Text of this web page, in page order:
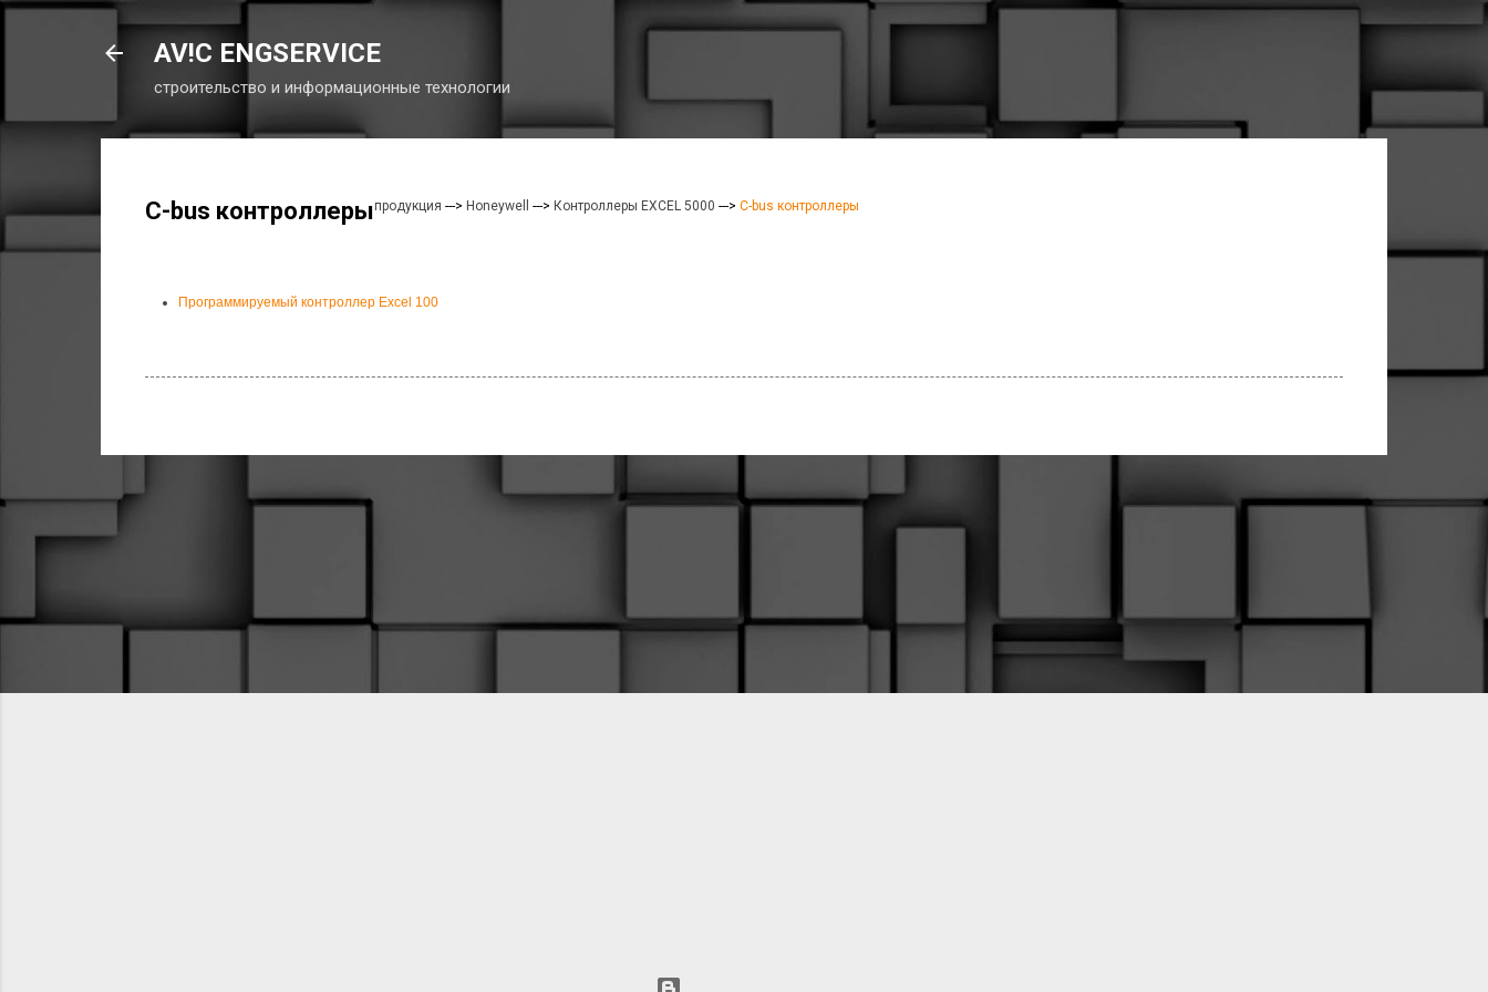
К основному контенту
AV!C ENGSERVICE
строительство и информационные технологии
C-bus контроллерыпродукция ---> Honeywell ---> Контроллеры EXCEL 5000 ---> C-bus контроллеры
Программируемый контроллер Excel 100